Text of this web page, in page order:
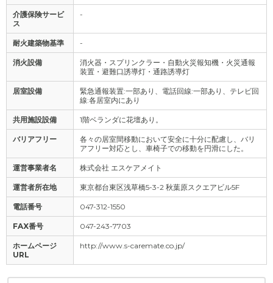
介護保険サービ
ス
-
耐火建築物基準 -
消火設備
消火器・スプリンクラー・自動火災報知機・火災通報
装置・避難口誘導灯・通路誘導灯
居室設備
緊急通報装置:一部あり、電話回線:一部あり、テレビ回
線:各居室内にあり
共用施設設備 1階ベランダに花壇あり。
バリアフリー
各々の居室間移動において安全に十分に配慮し、バリ
アフリー対応とし、車椅子での移動を円滑にした。
運営事業者名 株式会社 エスケアメイト
運営者所在地 東京都台東区浅草橋5-3-2 秋葉原スクエアビル5F
電話番号 047-312-1550
FAX番号 047-243-7703
ホームページ
URL
http://www.s-caremate.co.jp/